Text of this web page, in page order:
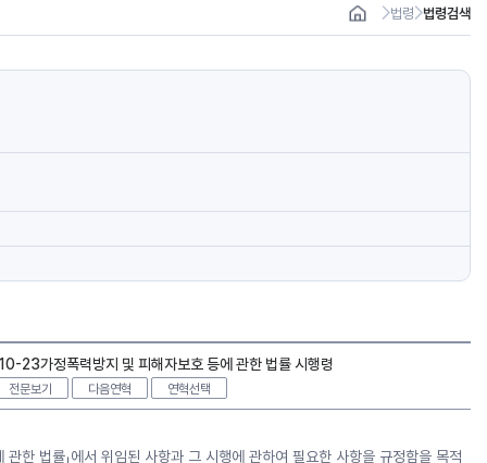
법령 법령검색
23가정폭력방지 및 피해자보호 등에 관한 법률 시행령
전문보기 다음연혁 연혁선택
관한 법률」에서 위임된 사항과 그 시행에 관하여 필요한 사항을 규정함을 목적